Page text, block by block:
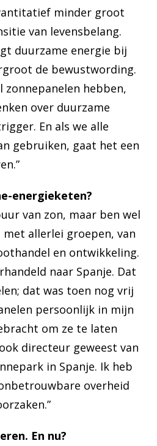
minder groot
van levensbelang.
duurzame energie bij
de bewustwording.
zonnepanelen hebben,
over duurzame
En als we alle
gebruiken, gaat het een
energieketen?
van zon, maar ben wel
allerlei groepen, van
en ontwikkeling.
naar Spanje. Dat
dat was toen nog vrij
persoonlijk in mijn
om ze te laten
directeur geweest van
in Spanje. Ik heb
overheid
En nu?